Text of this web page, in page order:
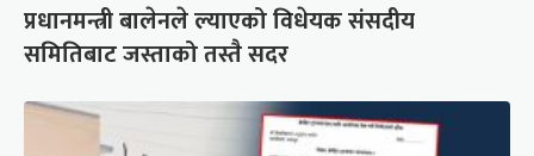
प्रधानमन्त्री बालेनले ल्याएको विधेयक संसदीय
समितिबाट जस्ताको तस्तै सदर